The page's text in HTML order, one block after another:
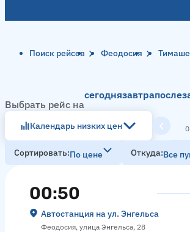
Поиск рейсов Феодосия
Выбрать рейс на
сегоднязавтра
Календарь низких цен
Сортировать По цене Откуда Все
00:50
Автостанция на ул. Энгельса
Феодосия, улица Энгельса, 28